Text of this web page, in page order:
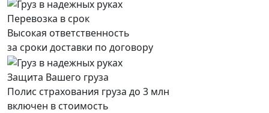
Перевозка в срок
Высокая ответственность
за сроки доставки по договору
Защита Вашего груза
Полис страхования груза до 3 млн
включен в стоимость